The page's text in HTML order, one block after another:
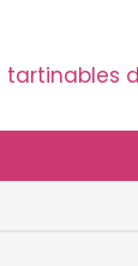
tartinables